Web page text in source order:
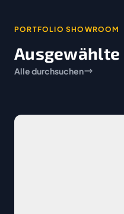
PORTFOLIO SHOWROOM
Ausgewählte
Alle durchsuchen